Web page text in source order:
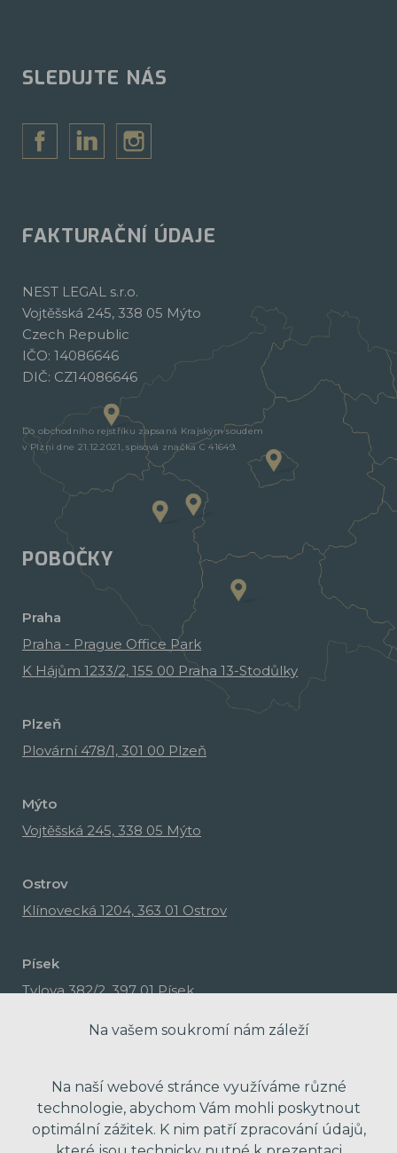
SLEDUJTE NÁS
FAKTURAČNÍ ÚDAJE
NEST LEGAL s.r.o.
Vojtěšská 245, 338 05 Mýto
Czech Republic
IČO: 14086646
DIČ: CZ14086646
Do obchodního rejstříku zapsaná Krajským soudem
v Plzni dne 21.12.2021, spisová značka C 41649.
POBOČKY
Praha
Praha - Prague Office Park
K Hájům 1233/2, 155 00 Praha 13-Stodůlky
Plzeň
Plovární 478/1, 301 00 Plzeň
Mýto
Vojtěšská 245, 338 05 Mýto
Ostrov
Klínovecká 1204, 363 01 Ostrov
Písek
Tylova 382/2, 397 01 Písek
Na vašem soukromí nám záleží
Na naší webové stránce využíváme různé
technologie, abychom Vám mohli poskytnout
optimální zážitek. K nim patří zpracování údajů,